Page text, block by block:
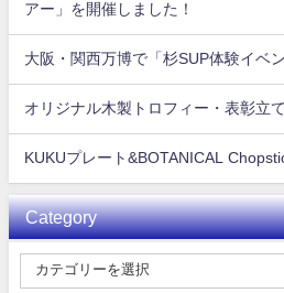
アー」を開催しました！
大阪・関西万博で「杉SUP体験イベ
オリジナル木製トロフィー・表彰立
KUKUプレート&BOTANICAL
Category